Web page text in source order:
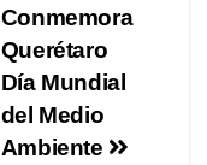
Conmemora
Querétaro
Día Mundial
del Medio
Ambiente